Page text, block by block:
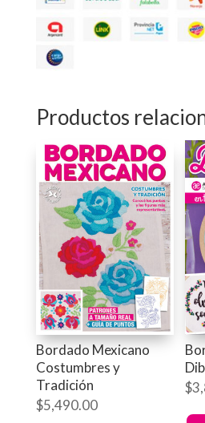
Productos
Bordado Mexicano
Costumbres y
Tradición
$5,490.00
$